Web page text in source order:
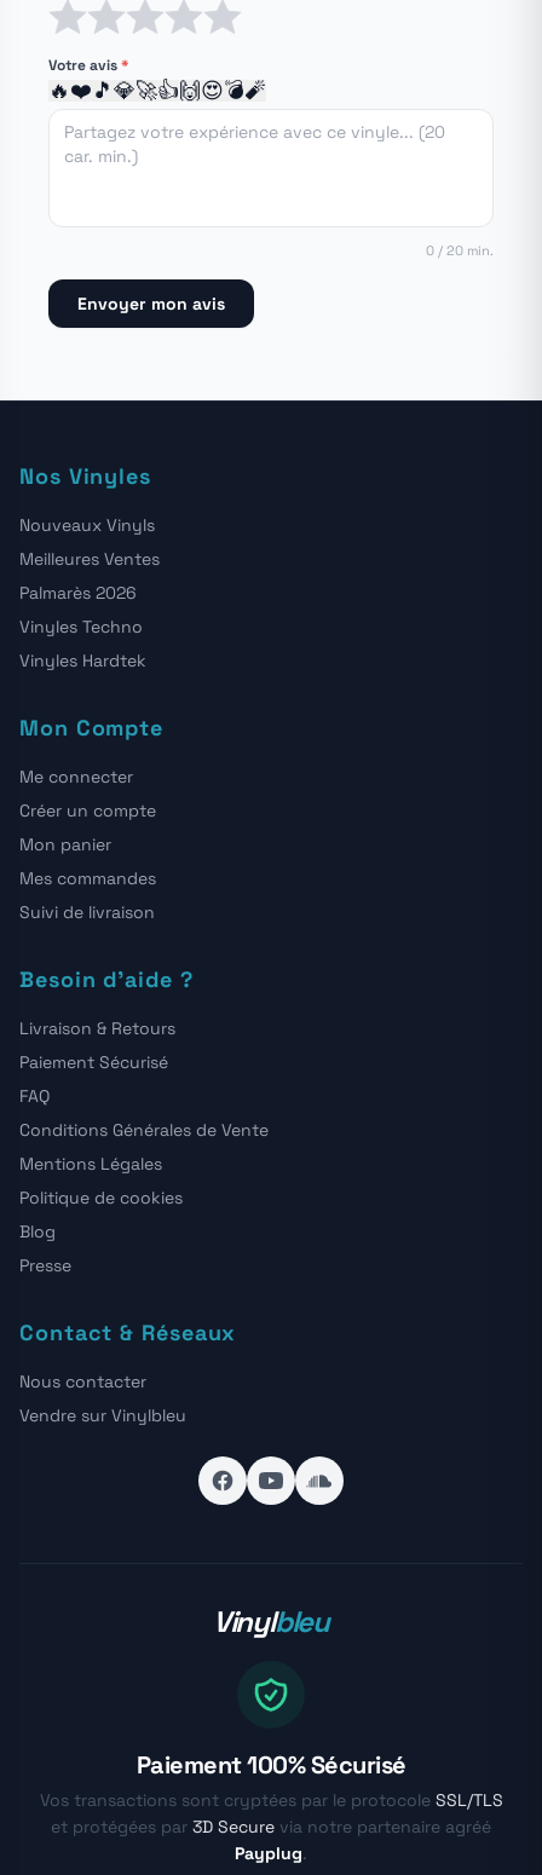
Votre avis*
🔥❤️🎵💎🚀👍🙌😍💣🧨
0 / 20 min.
Envoyer mon avis
Nos Vinyles
Nouveaux Vinyls
Meilleures Ventes
Palmarès 2026
Vinyles Techno
Vinyles Hardtek
Mon Compte
Me connecter
Créer un compte
Mon panier
Mes commandes
Suivi de livraison
Besoin d'aide ?
Livraison & Retours
Paiement Sécurisé
FAQ
Conditions Générales de Vente
Mentions Légales
Politique de cookies
Blog
Presse
Contact & Réseaux
Nous contacter
Vendre sur Vinylbleu
Vinylbleu
Paiement 100% Sécurisé
Vos transactions sont cryptées par le protocole SSL/TLS
et protégées par 3D Secure via notre partenaire agréé
Payplug.